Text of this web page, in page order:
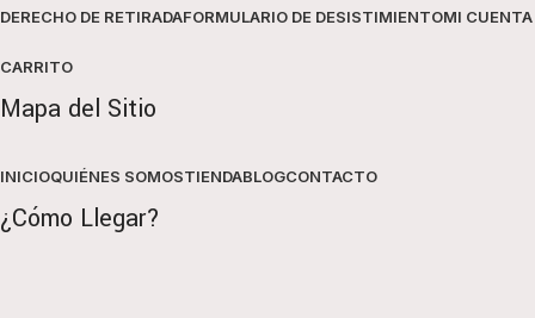
DERECHO DE RETIRADAFORMULARIO DE DESISTIMIENTOMI CUENTA
CARRITO
Mapa del Sitio
INICIOQUIÉNES SOMOSTIENDABLOGCONTACTO
¿Cómo Llegar?